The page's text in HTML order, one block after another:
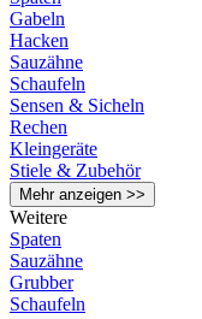
Gabeln
Hacken
Sauzähne
Schaufeln
Sensen & Sicheln
Rechen
Kleingeräte
Stiele & Zubehör
Mehr anzeigen >>
Weitere
Spaten
Sauzähne
Grubber
Schaufeln